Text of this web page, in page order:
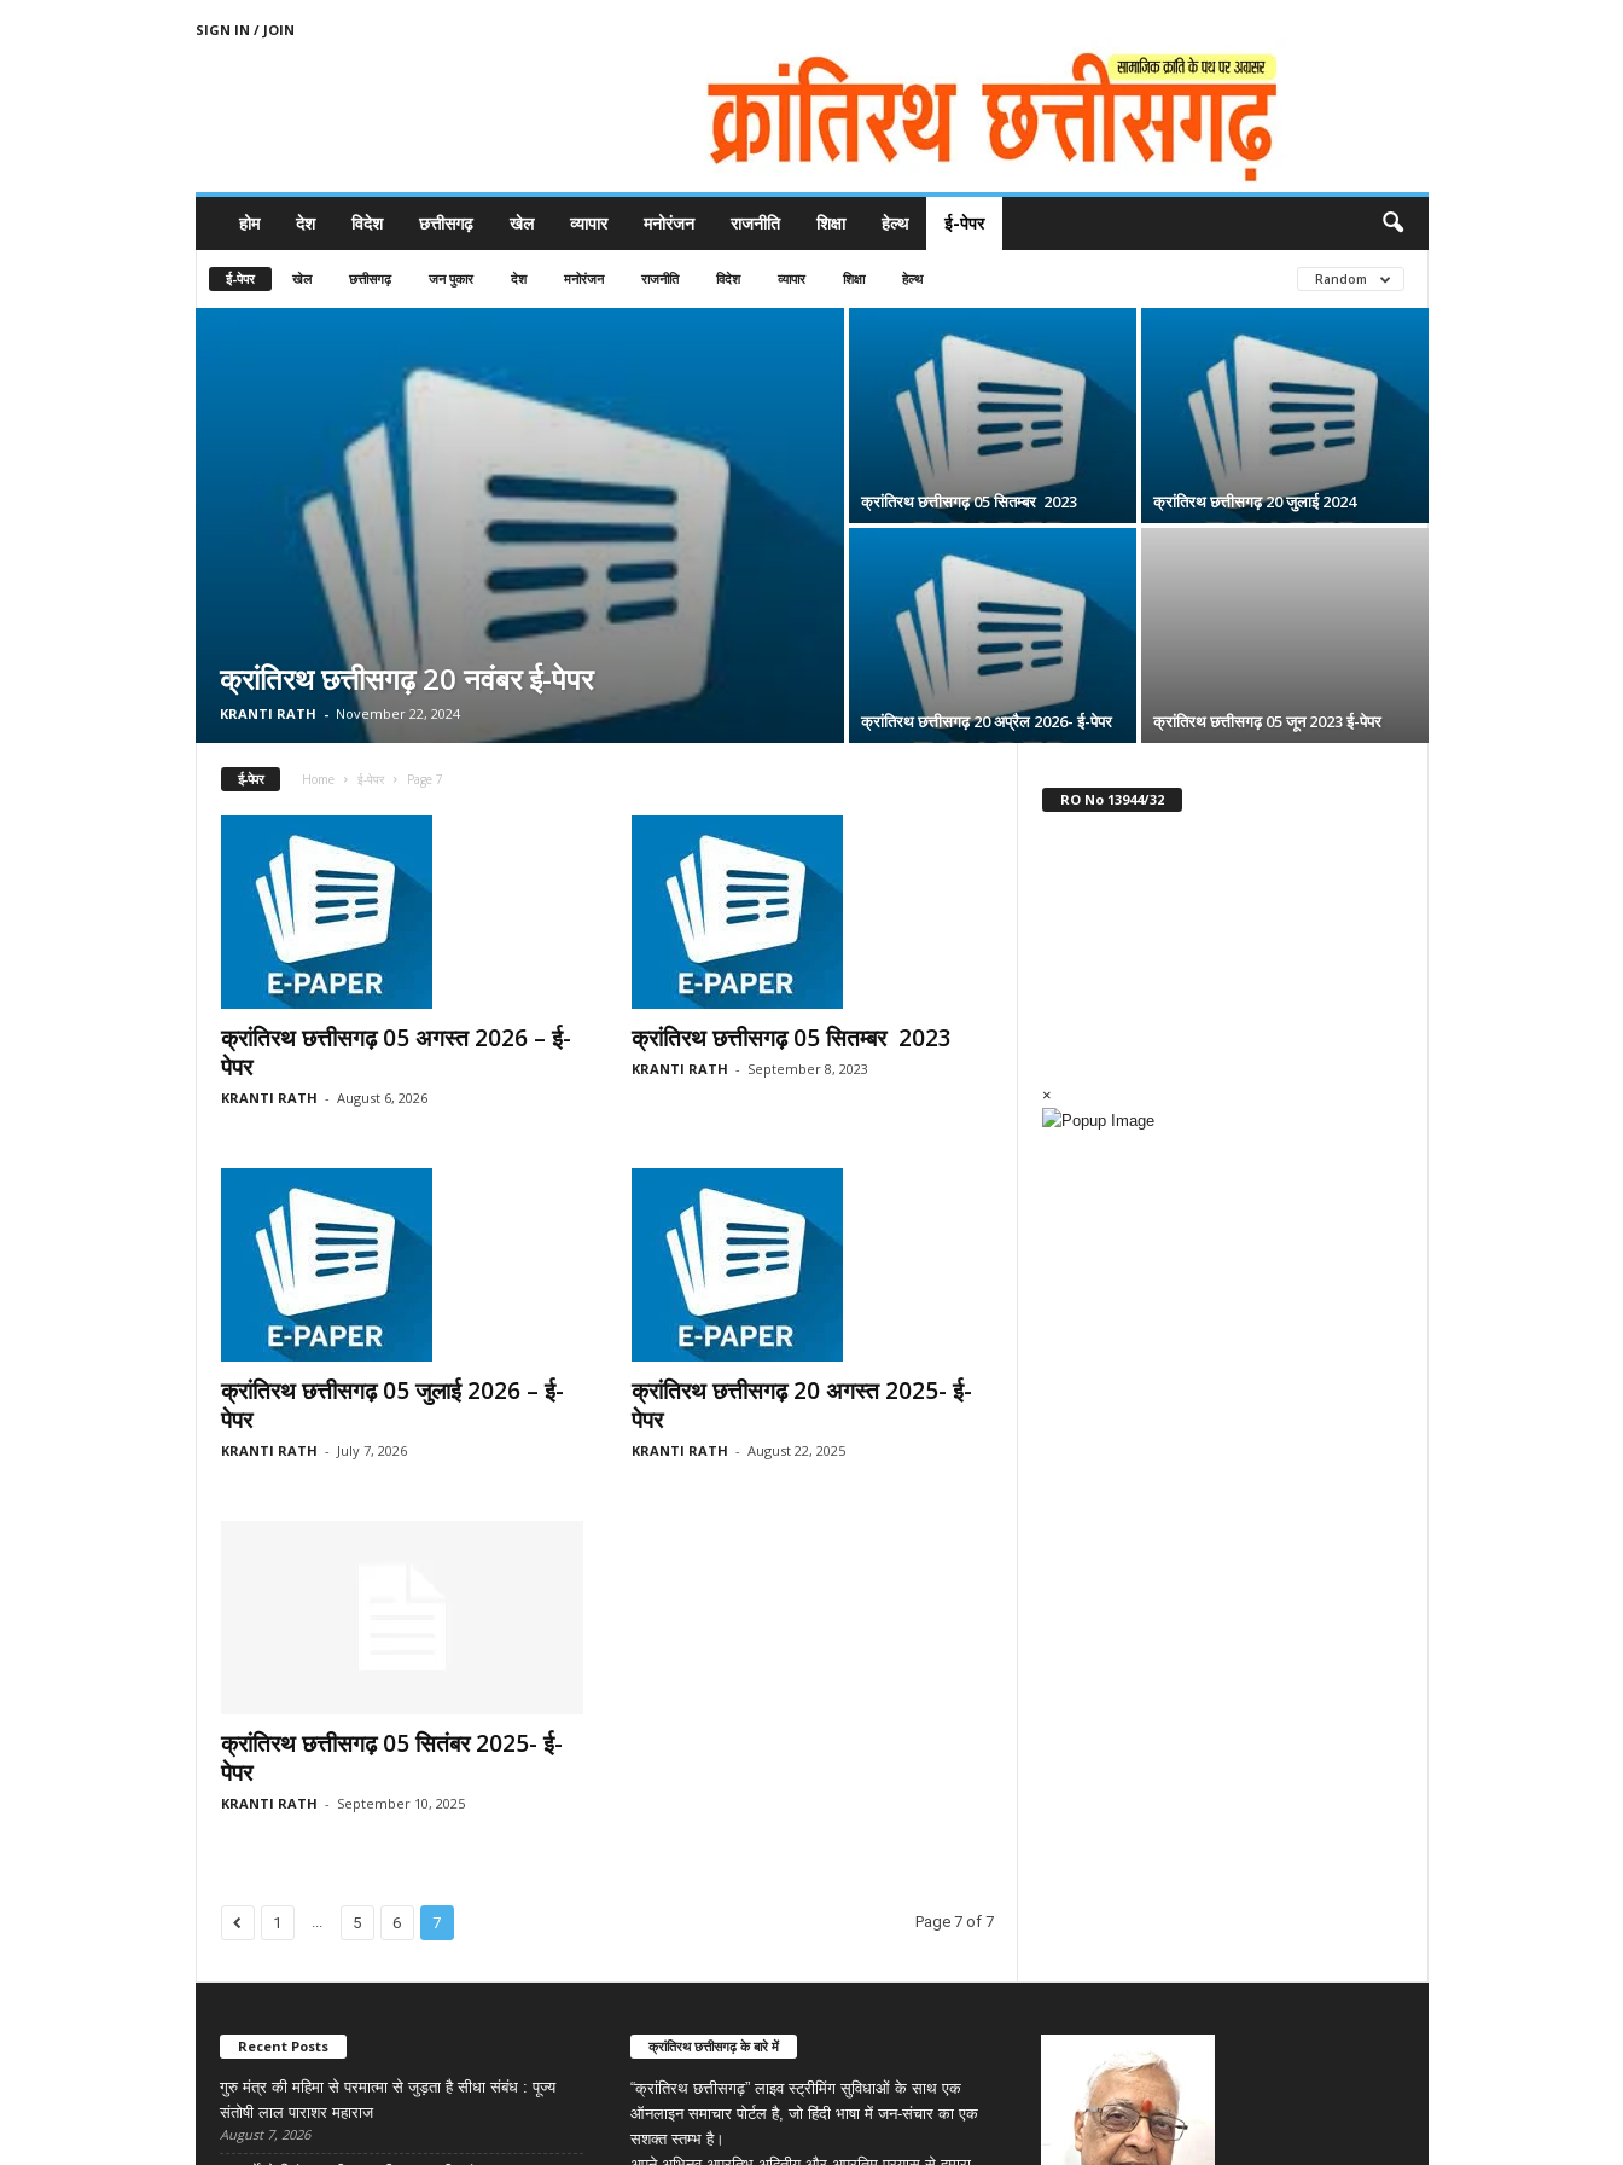
SIGN IN / JOIN
होम देश विदेश छत्तीसगढ़ खेल व्यापार मनोरंजन राजनीति शिक्षा हेल्थ ई-पेपर
ई-पेपर खेल छत्तीसगढ़ जन पुकार देश मनोरंजन राजनीति विदेश व्यापार शिक्षा हेल्थ Random
क्रांतिरथ छत्तीसगढ़ 20 नवंबर ई-पेपर
KRANTI RATH - November 22, 2024
क्रांतिरथ छत्तीसगढ़ 05 सितम्बर 2023 क्रांतिरथ छत्तीसगढ़ 20 जुलाई 2024
क्रांतिरथ छत्तीसगढ़ 20 अप्रैल 2026- ई-पेपर क्रांतिरथ छत्तीसगढ़ 05 जून 2023 ई-पेपर
ई-पेपर Home ई-पेपर Page 7
क्रांतिरथ छत्तीसगढ़ 05 अगस्त 2026 – ई-
पेपर
KRANTI RATH - August 6, 2026
क्रांतिरथ छत्तीसगढ़ 05 सितम्बर 2023
KRANTI RATH - September 8, 2023
क्रांतिरथ छत्तीसगढ़ 05 जुलाई 2026 – ई-
पेपर
KRANTI RATH - July 7, 2026
क्रांतिरथ छत्तीसगढ़ 20 अगस्त 2025- ई-
पेपर
KRANTI RATH - August 22, 2025
क्रांतिरथ छत्तीसगढ़ 05 सितंबर 2025- ई-
पेपर
KRANTI RATH - September 10, 2025
1 ... 5 6 7 Page 7 of 7
RO No 13944/32
×
Recent Posts
गुरु मंत्र की महिमा से परमात्मा से जुड़ता है सीधा संबंध : पूज्य
संतोषी लाल पाराशर महाराज
August 7, 2026
क्रांतिरथ छत्तीसगढ़ के बारे में
“क्रांतिरथ छत्तीसगढ़” लाइव स्ट्रीमिंग सुविधाओं के साथ एक
ऑनलाइन समाचार पोर्टल है, जो हिंदी भाषा में जन-संचार का एक
सशक्त स्तम्भ है।